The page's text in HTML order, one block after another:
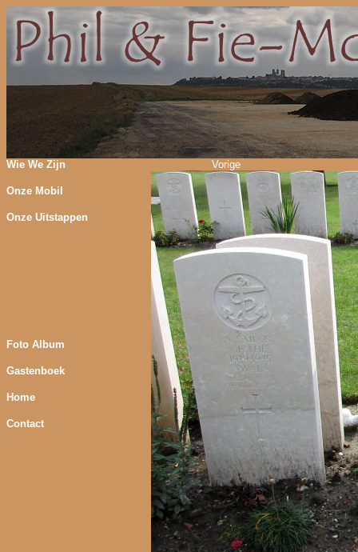
Wie We Zijn
Onze Mobil
Onze Uitstappen
Foto Album
Gastenboek
Home
Contact
Vorige